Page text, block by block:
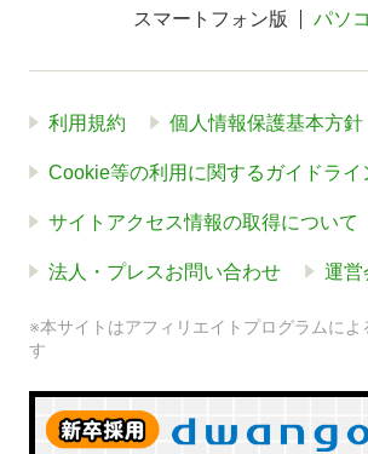
スマートフォン版 パソ
利用規約 個人情報保護基本方針
Cookie等の利用に関するガイドライ
サイトアクセス情報の取得について
法人・プレスお問い合わせ 運営
※本サイトはアフィリエイトプログラムによ
す